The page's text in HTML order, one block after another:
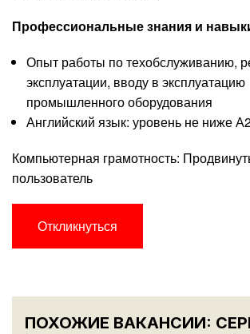
Профессиональные знания и
Опыт работы по техобслуживанию,
эксплуатации, вводу в эксплуатацию
промышленного оборудования
Английский язык: уровень не ниже
Компьютерная грамотность:
пользователь
Откликнуться
ПОХОЖИЕ ВАКАНСИИ: